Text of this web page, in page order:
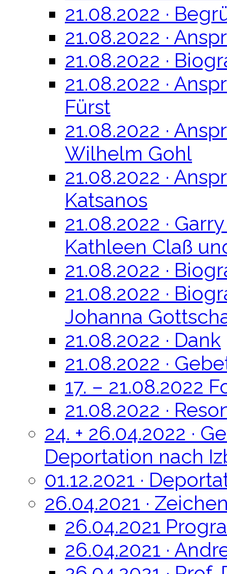
21.08.2022 ·
21.08.2022 ·
21.08.2022 ·
21.08.2022 ·
Fürst
21.08.2022 ·
Wilhelm Gohl
21.08.2022 ·
Katsanos
21.08.2022 ·
Kathleen Claß
21.08.2022 ·
21.08.2022 ·
Johanna
21.08.2022 · Dank
21.08.2022 ·
17. – 21.08.2022
21.08.2022 ·
24. + 26.04.2022 ·
Deportation nach
01.12.2021 ·
26.04.2021 ·
26.04.2021
26.04.2021 ·